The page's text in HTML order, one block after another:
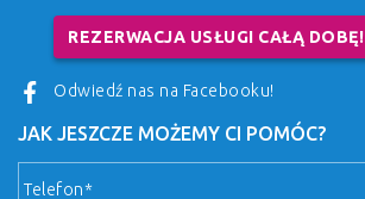
REZERWACJA USŁUGI CAŁĄ DOBĘ!
Odwiedź nas na Facebooku!
JAK JESZCZE MOŻEMY CI POMÓC?